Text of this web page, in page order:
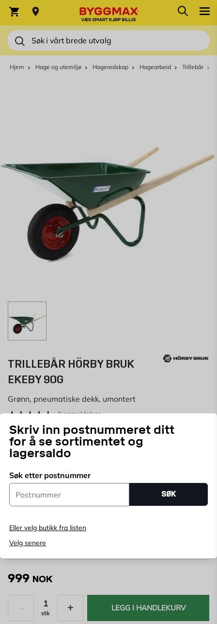
Søk
Skriv inn postnummeret ditt
for å se sortimentet og
lagersaldo
Søk etter postnummer
Postnummer
SØK
Eller velg butikk fra listen
Velg senere
Varekurv Søk
Hjem Hage og utemiljø Hageredskap Hagearbeid Trillebår
TRILLEBÅR HÖRBY BRUK
EKEBY 90G
Grønn, pneumatiske dekk, umontert
3 anmeldelser
ART.NR:28703
Klassisk Ekeby-trillebår med treramme. En pålitelig
Velg butikk
Velg butikk for å se lagerstatus
Kjøp online, bestill levering i kassen
Angi
999 NOK
stk
LEGG I HANDLEKURV